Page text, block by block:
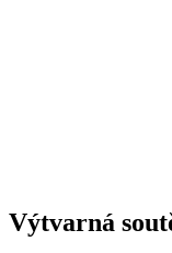
Výtvarná